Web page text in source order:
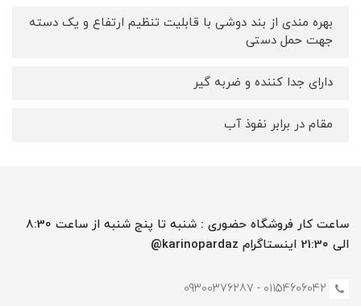
بهره مندی از بند دوشی با قابلیت تنظیم ارتفاع و یک دسته
جهت حمل دستی
دارای جدا کننده و ضربه گیر
مقام در برابر نفوذ آب
ساعت کار فروشگاه حضوری : شنبه تا پنج شنبه از ساعت 8:30
الی 21:30 اینستاگرام karinopardaz@
01154606042 - 09300376287